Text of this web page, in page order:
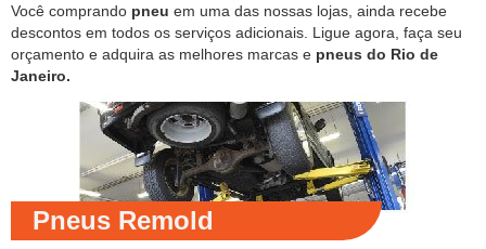
Você comprando pneu em uma das nossas lojas, ainda recebe
descontos em todos os serviços adicionais. Ligue agora, faça seu
orçamento e adquira as melhores marcas e pneus do Rio de
Janeiro.
Pneus Remold